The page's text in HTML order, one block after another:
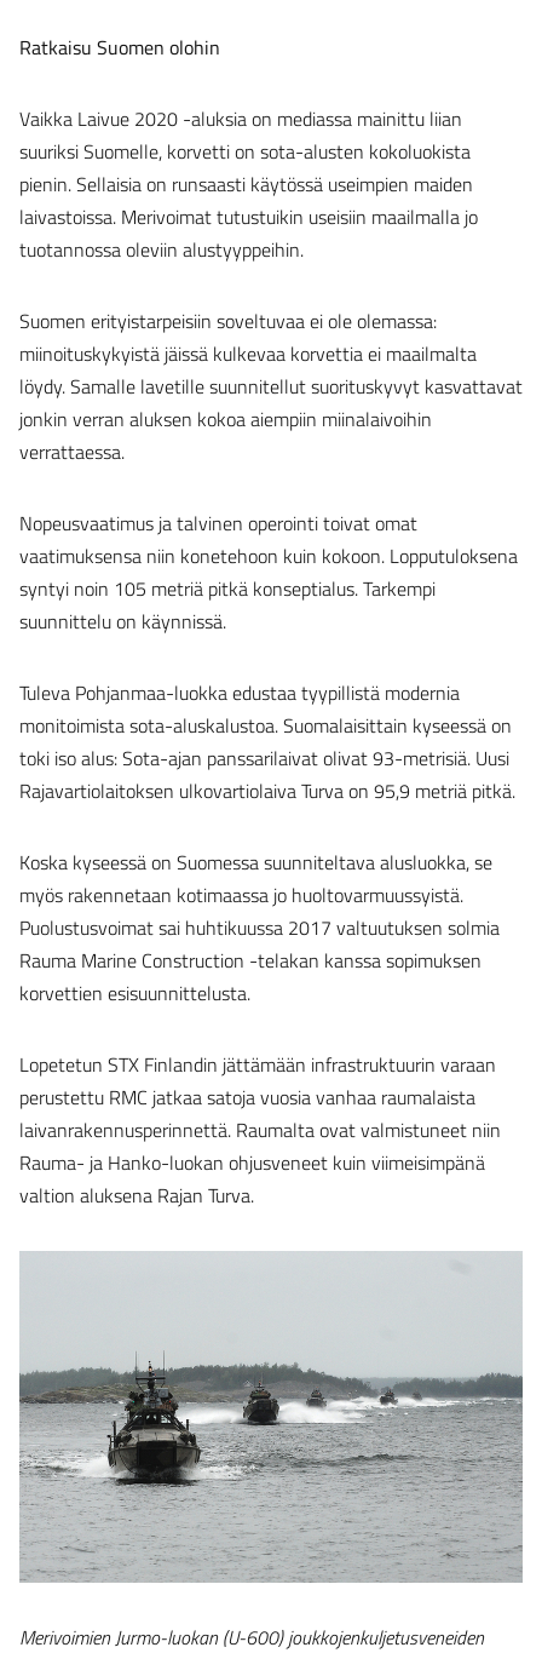
Ratkaisu Suomen olohin
Vaikka Laivue 2020 -aluksia on mediassa mainittu liian
suuriksi Suomelle, korvetti on sota-alusten kokoluokista
pienin. Sellaisia on runsaasti käytössä useimpien maiden
laivastoissa. Merivoimat tutustuikin useisiin maailmalla jo
tuotannossa oleviin alustyyppeihin.
Suomen erityistarpeisiin soveltuvaa ei ole olemassa:
miinoituskykyistä jäissä kulkevaa korvettia ei maailmalta
löydy. Samalle lavetille suunnitellut suorituskyvyt kasvattavat
jonkin verran aluksen kokoa aiempiin miinalaivoihin
verrattaessa.
Nopeusvaatimus ja talvinen operointi toivat omat
vaatimuksensa niin konetehoon kuin kokoon. Lopputuloksena
syntyi noin 105 metriä pitkä konseptialus. Tarkempi
suunnittelu on käynnissä.
Tuleva Pohjanmaa-luokka edustaa tyypillistä modernia
monitoimista sota-aluskalustoa. Suomalaisittain kyseessä on
toki iso alus: Sota-ajan panssarilaivat olivat 93-metrisiä. Uusi
Rajavartiolaitoksen ulkovartiolaiva Turva on 95,9 metriä pitkä.
Koska kyseessä on Suomessa suunniteltava alusluokka, se
myös rakennetaan kotimaassa jo huoltovarmuussyistä.
Puolustusvoimat sai huhtikuussa 2017 valtuutuksen solmia
Rauma Marine Construction -telakan kanssa sopimuksen
korvettien esisuunnittelusta.
Lopetetun STX Finlandin jättämään infrastruktuurin varaan
perustettu RMC jatkaa satoja vuosia vanhaa raumalaista
laivanrakennusperinnettä. Raumalta ovat valmistuneet niin
Rauma- ja Hanko-luokan ohjusveneet kuin viimeisimpänä
valtion aluksena Rajan Turva.
Merivoimien Jurmo-luokan (U-600) joukkojenkuljetusveneiden